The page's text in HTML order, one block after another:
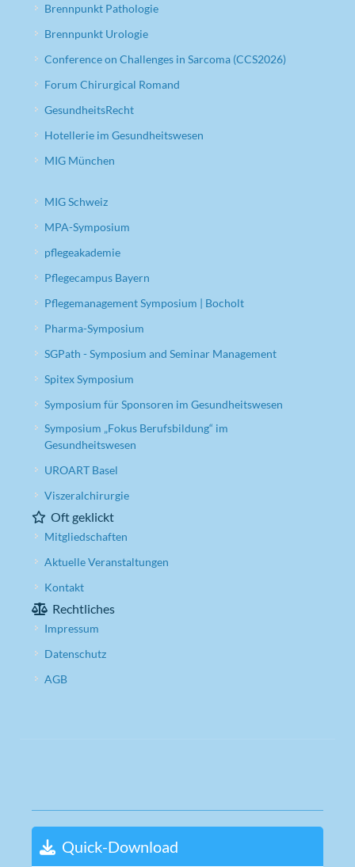
Brennpunkt Pathologie
Brennpunkt Urologie
Conference on Challenges in Sarcoma (CCS2026)
Forum Chirurgical Romand
GesundheitsRecht
Hotellerie im Gesundheitswesen
MIG München
MIG Schweiz
MPA-Symposium
pflegeakademie
Pflegecampus Bayern
Pflegemanagement Symposium | Bocholt
Pharma-Symposium
SGPath - Symposium and Seminar Management
Spitex Symposium
Symposium für Sponsoren im Gesundheitswesen
Symposium „Fokus Berufsbildung“ im
Gesundheitswesen
UROART Basel
Viszeralchirurgie
Oft geklickt
Mitgliedschaften
Aktuelle Veranstaltungen
Kontakt
Rechtliches
Impressum
Datenschutz
AGB
Quick-Download